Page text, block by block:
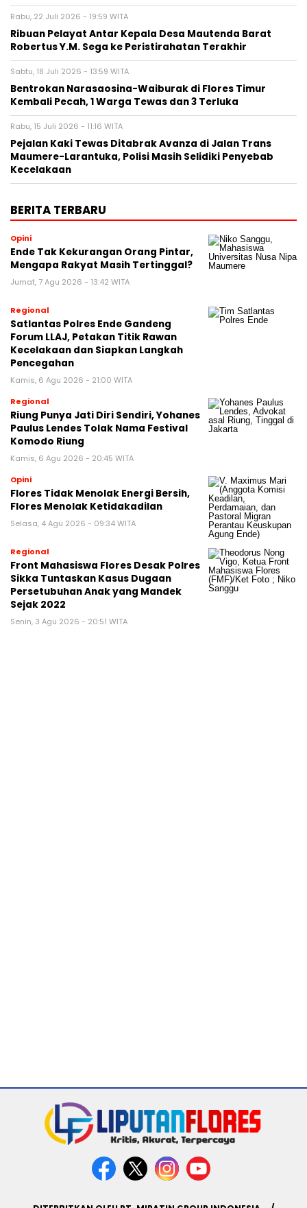
Rabu, 22 Juli 2026 - 19:59 WITA
Ribuan Pelayat Antar Kepala Desa Mautenda Barat
Robertus Y.M. Sega ke Peristirahatan Terakhir
Sabtu, 18 Juli 2026 - 13:59 WITA
Bentrokan Narasaosina-Waiburak di Flores Timur
Kembali Pecah, 1 Warga Tewas dan 3 Terluka
Rabu, 15 Juli 2026 - 11:16 WITA
Pejalan Kaki Tewas Ditabrak Avanza di Jalan Trans
Maumere-Larantuka, Polisi Masih Selidiki Penyebab
Kecelakaan
BERITA TERBARU
Opini
Ende Tak Kekurangan Orang Pintar,
Mengapa Rakyat Masih Tertinggal?
Jumat, 7 Agu 2026 - 13:42 WITA
Regional
Satlantas Polres Ende Gandeng
Forum LLAJ, Petakan Titik Rawan
Kecelakaan dan Siapkan Langkah
Pencegahan
Kamis, 6 Agu 2026 - 21:00 WITA
Regional
Riung Punya Jati Diri Sendiri, Yohanes
Paulus Lendes Tolak Nama Festival
Komodo Riung
Kamis, 6 Agu 2026 - 20:45 WITA
Opini
Flores Tidak Menolak Energi Bersih,
Flores Menolak Ketidakadilan
Selasa, 4 Agu 2026 - 09:34 WITA
Regional
Front Mahasiswa Flores Desak Polres
Sikka Tuntaskan Kasus Dugaan
Persetubuhan Anak yang Mandek
Sejak 2022
Senin, 3 Agu 2026 - 20:51 WITA